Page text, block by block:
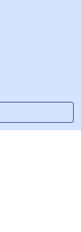
で、皆さまとご一
、おすすめのドラ
したら、どうぞご